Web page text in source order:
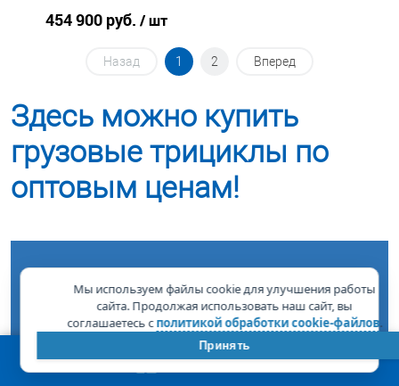
454 900 руб. / шт
Назад 1 2 Вперед
Здесь можно купить
грузовые трициклы по
оптовым ценам!
Какие
преимущества вы
получите, став
КОРЗИНА 0
Мы используем файлы cookie для улучшения работы
сайта. Продолжая использовать наш сайт, вы
соглашаетесь сполитикой обработки cookie-файлов.
Принять